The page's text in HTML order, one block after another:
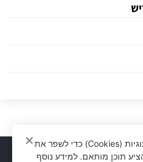
אנו משתמשים בעוגיות (Cookies) כדי לשפר את
תוכן מותאם. למידע נוסף
✕